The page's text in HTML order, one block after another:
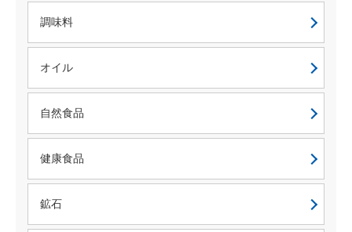
調味料
オイル
自然食品
健康食品
鉱石